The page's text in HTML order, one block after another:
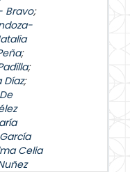
Bravo;
;
;
Díaz;
Celia